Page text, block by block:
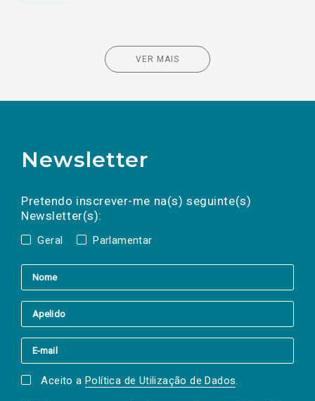
VER MAIS
Newsletter
Pretendo inscrever-me na(s) seguinte(s)
Newsletter(s):
Geral Parlamentar
a(s) newsletter(s).
mail
Aceito a Política de Utilização de Dados.